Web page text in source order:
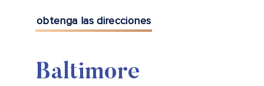
obtenga las direcciones
Baltimore